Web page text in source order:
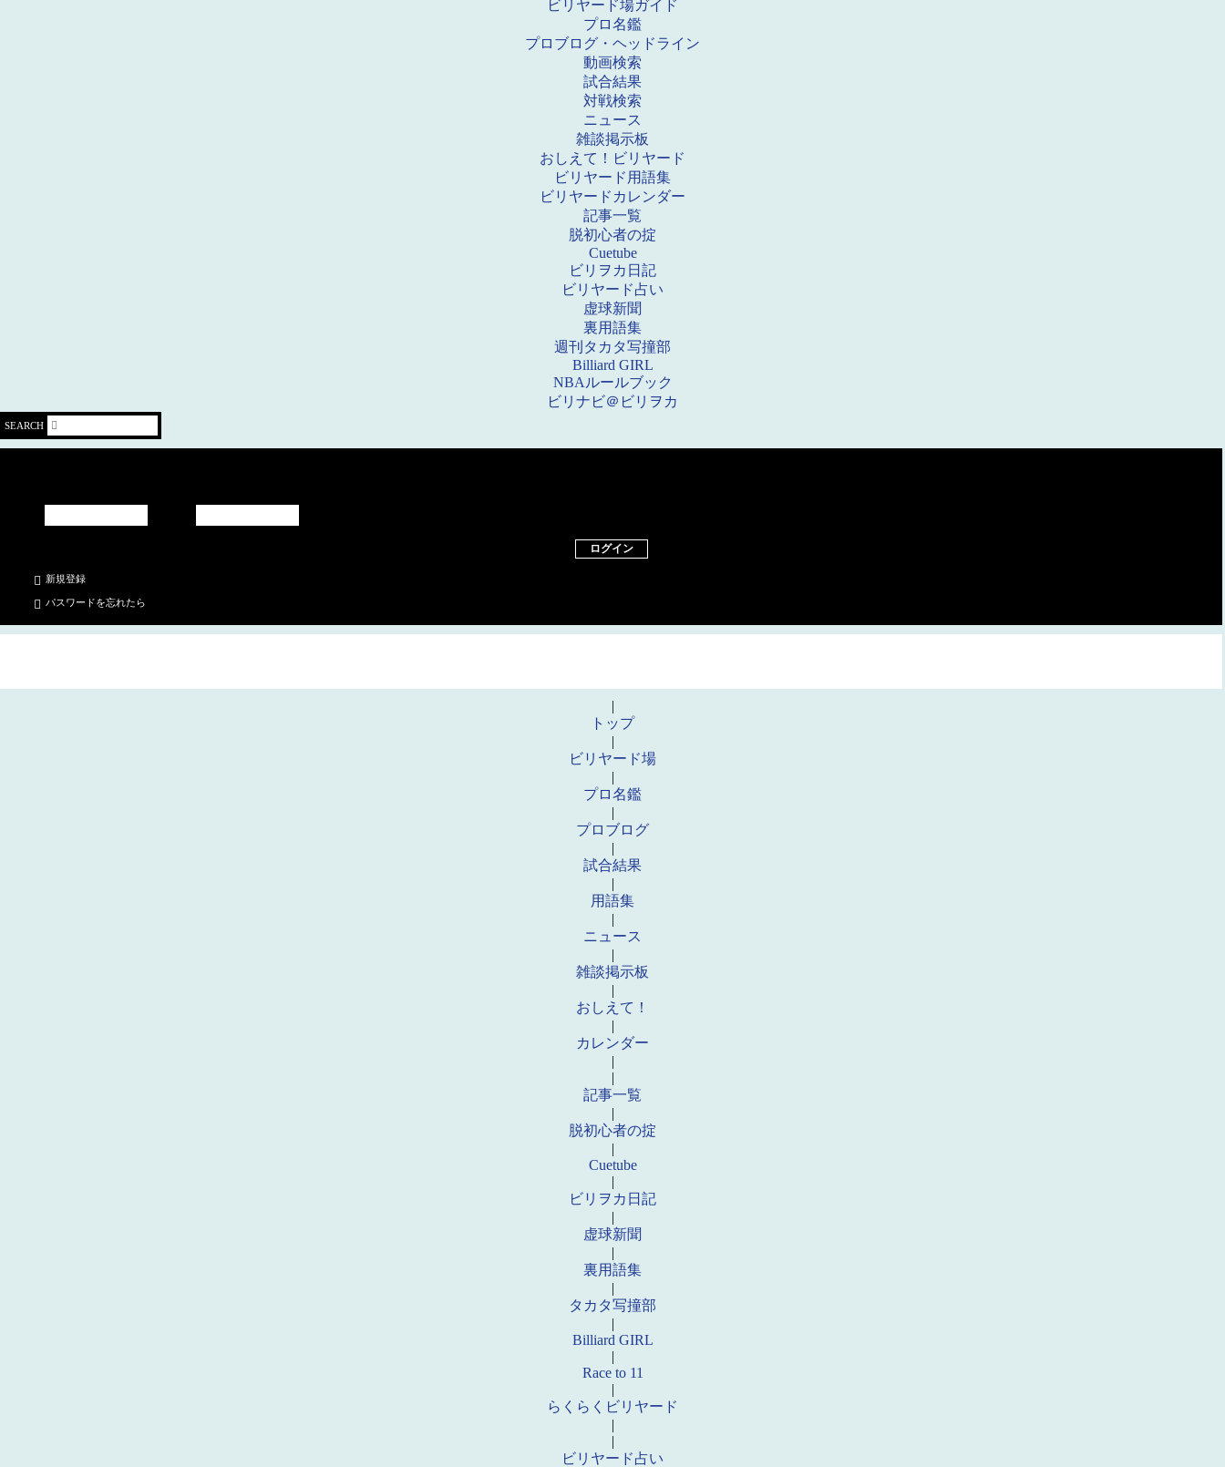
ビリヤード場ガイド
プロ名鑑
プロブログ・ヘッドライン
動画検索
試合結果
対戦検索
ニュース
雑談掲示板
おしえて！ビリヤード
ビリヤード用語集
ビリヤードカレンダー
記事一覧
脱初心者の掟
Cuetube
ビリヲカ日記
ビリヤード占い
虚球新聞
裏用語集
週刊タカタ写撞部
Billiard GIRL
NBAルールブック
ビリナビ＠ビリヲカ
SEARCH
ログイン
新規登録
パスワードを忘れたら
|
トップ
|
ビリヤード場
|
プロ名鑑
|
プロブログ
|
試合結果
|
用語集
|
ニュース
|
雑談掲示板
|
おしえて！
|
カレンダー
|
|
記事一覧
|
脱初心者の掟
|
Cuetube
|
ビリヲカ日記
|
虚球新聞
|
裏用語集
|
タカタ写撞部
|
Billiard GIRL
|
Race to 11
|
らくらくビリヤード
|
|
ビリヤード占い